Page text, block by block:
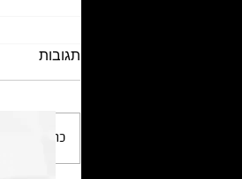
תגובות
כתיבת תגובה...